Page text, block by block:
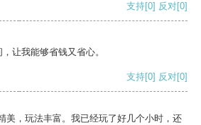
支持[0] 反对[0]
让我能够省钱又省心。
支持[0] 反对[0]
美，玩法丰富。我已经玩了好几个小时，还